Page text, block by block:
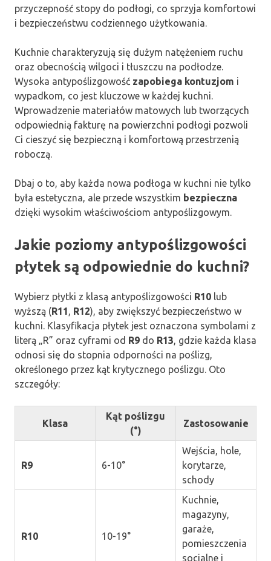
przyczepność stopy do podłogi, co sprzyja komfortowi
i bezpieczeństwu codziennego użytkowania.
Kuchnie charakteryzują się dużym natężeniem ruchu
oraz obecnością wilgoci i tłuszczu na podłodze.
Wysoka antypoślizgowość zapobiega kontuzjom i
wypadkom, co jest kluczowe w każdej kuchni.
Wprowadzenie materiałów matowych lub tworzących
odpowiednią fakturę na powierzchni podłogi pozwoli
Ci cieszyć się bezpieczną i komfortową przestrzenią
roboczą.
Dbaj o to, aby każda nowa podłoga w kuchni nie tylko
była estetyczna, ale przede wszystkim bezpieczna
dzięki wysokim właściwościom antypoślizgowym.
Jakie poziomy antypoślizgowości
płytek są odpowiednie do kuchni?
Wybierz płytki z klasą antypoślizgowości R10 lub
wyższą (R11 , R12), aby zwiększyć bezpieczeństwo w
kuchni. Klasyfikacja płytek jest oznaczona symbolami z
literą „R” oraz cyframi od R9 do R13, gdzie każda klasa
odnosi się do stopnia odporności na poślizg,
określonego przez kąt krytycznego poślizgu. Oto
szczegóły:
Klasa
Kąt poślizgu
(°)
Zastosowanie
R9 6-10°
Wejścia, hole,
korytarze,
schody
R10 10-19°
Kuchnie,
magazyny,
garaże,
pomieszczenia
socjalne i